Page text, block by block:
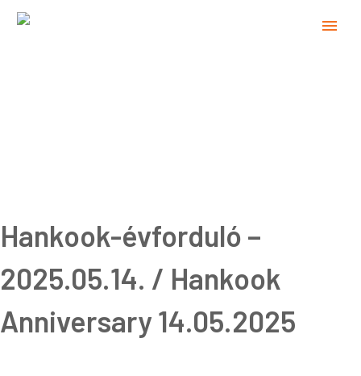
Hankook-évforduló –
2025.05.14. / Hankook
Anniversary 14.05.2025